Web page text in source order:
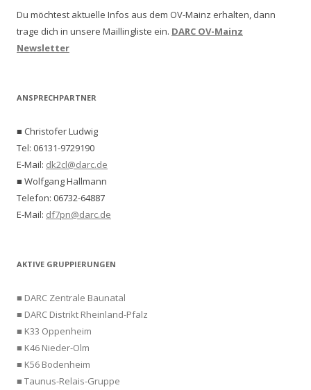
Du möchtest aktuelle Infos aus dem OV-Mainz erhalten, dann
trage dich in unsere Maillingliste ein. DARC OV-Mainz
Newsletter
ANSPRECHPARTNER
■ Christofer Ludwig
Tel: 06131-9729190
E-Mail: dk2cl@darc.de
■ Wolfgang Hallmann
Telefon: 06732-64887
E-Mail: df7pn@darc.de
AKTIVE GRUPPIERUNGEN
■ DARC Zentrale Baunatal
■ DARC Distrikt Rheinland-Pfalz
■ K33 Oppenheim
■ K46 Nieder-Olm
■ K56 Bodenheim
■ Taunus-Relais-Gruppe